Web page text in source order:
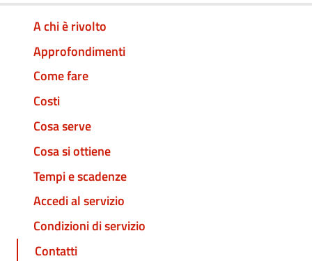
A chi è rivolto
Approfondimenti
Come fare
Costi
Cosa serve
Cosa si ottiene
Tempi e scadenze
Accedi al servizio
Condizioni di servizio
Contatti